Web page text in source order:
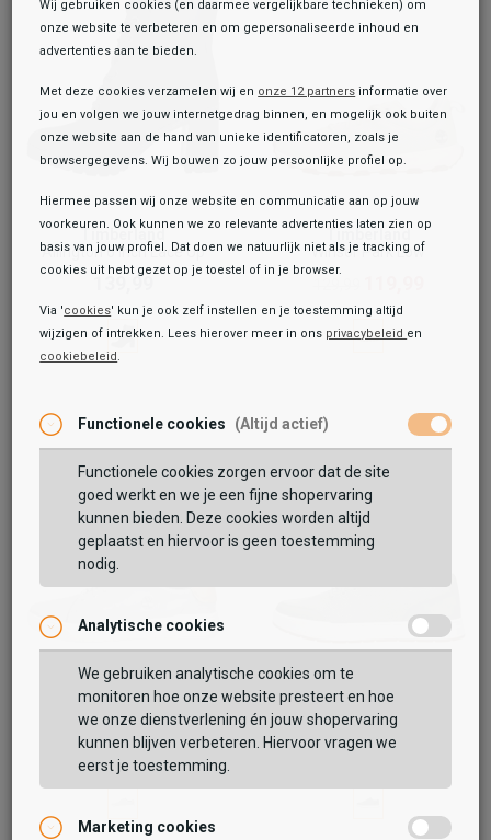
Allington 6 Inch Lace Up
139,99
Winsor Park Low
Timberland
Seneca Bay Low
109,99 94,99
Timberland
Maple Grove Knit Ox
109,9999,99
Wij gebruiken cookies (en daarmee vergelijkbare technieken) om
onze website te verbeteren en om gepersonaliseerde inhoud en
advertenties aan te bieden.
Met deze cookies verzamelen wij en onze 12 partners informatie over
jou en volgen we jouw internetgedrag binnen, en mogelijk ook buiten
onze website aan de hand van unieke identificatoren, zoals je
browsergegevens. Wij bouwen zo jouw persoonlijke profiel op.
Hiermee passen wij onze website en communicatie aan op jouw
voorkeuren. Ook kunnen we zo relevante advertenties laten zien op
basis van jouw profiel. Dat doen we natuurlijk niet als je tracking of
cookies uit hebt gezet op je toestel of in je browser.
Via 'cookies' kun je ook zelf instellen en je toestemming altijd
wijzigen of intrekken. Lees hierover meer in ons privacybeleid en
cookiebeleid.
Functionele cookies (Altijd actief)
Functionele cookies zorgen ervoor dat de site
goed werkt en we je een fijne shopervaring
kunnen bieden. Deze cookies worden altijd
geplaatst en hiervoor is geen toestemming
nodig.
Analytische cookies
We gebruiken analytische cookies om te
monitoren hoe onze website presteert en hoe
we onze dienstverlening én jouw shopervaring
kunnen blijven verbeteren. Hiervoor vragen we
eerst je toestemming.
Marketing cookies